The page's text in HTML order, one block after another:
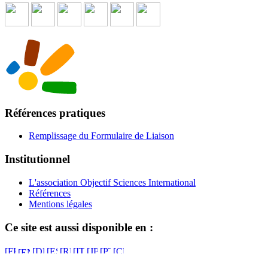
Références pratiques
Remplissage du Formulaire de Liaison
Institutionnel
L'association Objectif Sciences International
Références
Mentions légales
Ce site est aussi disponible en :